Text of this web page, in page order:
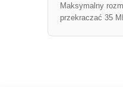
Maksymalny
przekraczać 35